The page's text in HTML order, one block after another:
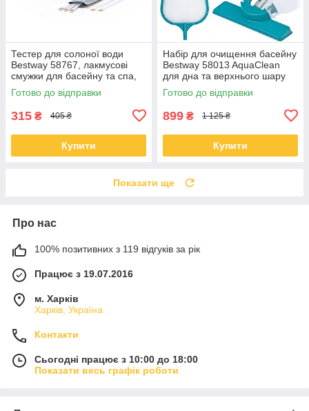
Тестер для солоної води
Bestway 58767, лакмусові
смужки для басейну та спа,
25 шт.
Готово до відправки
315 ₴ 405 ₴
Купити
Набір для очищення басейну
Bestway 58013 AquaClean
для дна та верхнього шару
води, з сачком і вакуумною
насадкою
Готово до відправки
899 ₴ 1 125 ₴
Купити
Показати ще
Про нас
100% позитивних з 119 відгуків за рік
Працює з 19.07.2016
м. Харків
Харків, Україна
Контакти
Сьогодні працює з 10:00 до 18:00
Показати весь графік роботи